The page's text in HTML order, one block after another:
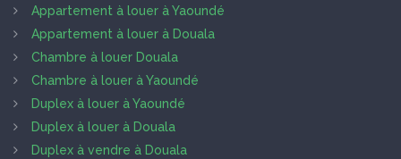
Appartement à louer à Yaoundé
Appartement à louer à Douala
Chambre à louer Douala
Chambre à louer à Yaoundé
Duplex à louer à Yaoundé
Duplex à louer à Douala
Duplex à vendre à Douala